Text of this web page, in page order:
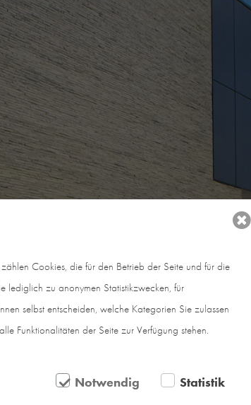
Cookies, die für den Betrieb der Seite und für die
lediglich zu anonymen Statistikzwecken, für
selbst entscheiden, welche Kategorien Sie zulassen
Funktionalitäten der Seite zur Verfügung stehen.
Notwendig Statistik